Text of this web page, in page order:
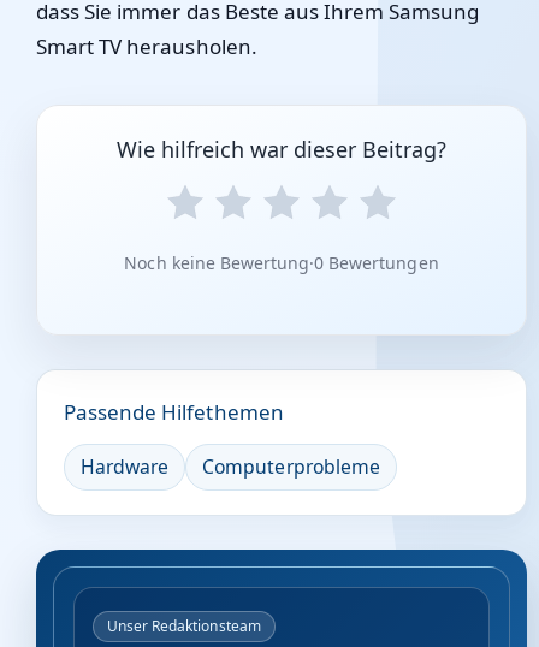
dass Sie immer das Beste aus Ihrem Samsung
Smart TV herausholen.
Wie hilfreich war dieser Beitrag?
Noch keine Bewertung·0 Bewertungen
Passende Hilfethemen
Hardware Computerprobleme
Unser Redaktionsteam